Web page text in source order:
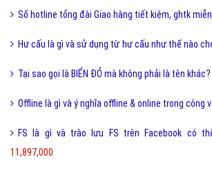
Số hotline tổng đài Giao hàng tiết kiệm, ghtk
Hư cấu là gì và sử dụng từ hư cấu như thế nào
Tại sao gọi là BIỂN ĐỎ mà không phải là tên khác?
Offline là gì và ý nghĩa offline & online trong công
FS là gì và trào lưu FS trên Facebook có
11,897,000